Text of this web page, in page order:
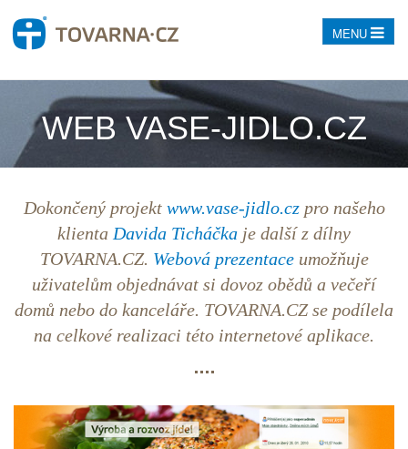
MENU
WEB VASE-JIDLO.CZ
Dokončený projekt www.vase-jidlo.czpro našeho
klienta Davida Ticháčka je další z dílny
TOVARNA.CZ. Webová prezentaceumožňuje
uživatelům objednávat si dovoz obědů a večeří
domů nebo do kanceláře. TOVARNA.CZ se podílela
na celkové realizaci této internetové aplikace.